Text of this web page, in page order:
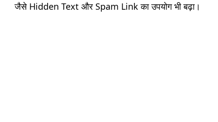
जैसे Hidden Text और Spam Link का उपयोग भी बढ़ा।